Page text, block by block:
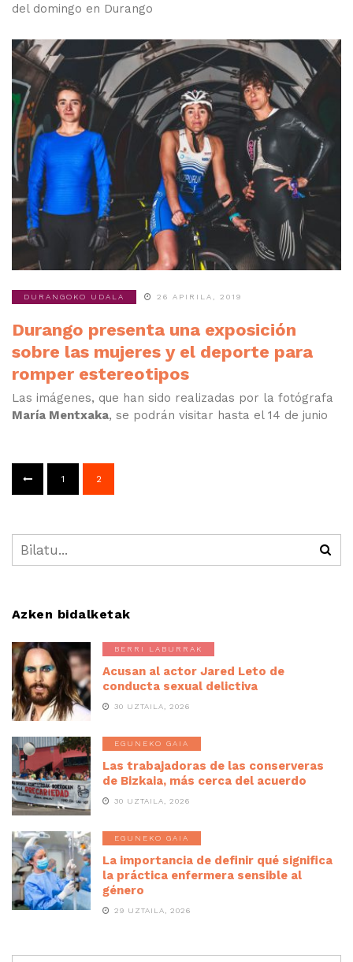
del domingo en Durango
DURANGOKO UDALA 26 APIRILA, 2019
Durango presenta una exposición
sobre las mujeres y el deporte para
romper estereotipos
Las imágenes, que han sido realizadas por la fotógrafa
María Mentxaka, se podrán visitar hasta el 14 de junio
1 2
Azken bidalketak
BERRI LABURRAK
Acusan al actor Jared Leto de
conducta sexual delictiva
30 UZTAILA, 2026
EGUNEKO GAIA
Las trabajadoras de las conserveras
de Bizkaia, más cerca del acuerdo
30 UZTAILA, 2026
EGUNEKO GAIA
La importancia de definir qué significa
la práctica enfermera sensible al
género
29 UZTAILA, 2026